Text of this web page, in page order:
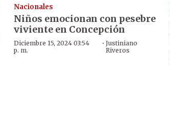
Nacionales
Niños emocionan con pesebre
viviente en Concepción
Diciembre 15, 2024 03:54
p. m.
·Justiniano
Riveros